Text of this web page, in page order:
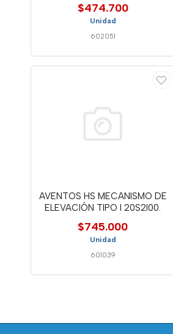
$474.700
Unidad
602051
AVENTOS HS MECANISMO DE
ELEVACIÓN TIPO I 20S2I00.
$745.000
Unidad
601039